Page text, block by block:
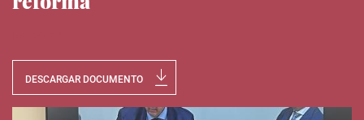
DESCARGAR DOCUMENTO